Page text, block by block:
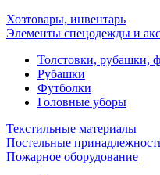
Хозтовары, инвентарь
Элементы спецодежды и
Толстовки, рубашки,
Рубашки
Футболки
Головные уборы
Текстильные материалы
Постельные
Пожарное оборудование